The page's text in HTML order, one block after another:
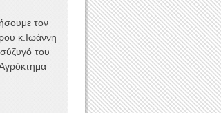
τον
κ.Ιωάννη
του